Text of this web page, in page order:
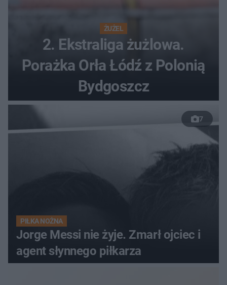
ŻUŻEL
2. Ekstraliga żużlowa.
Porażka Orła Łódź z Polonią
Bydgoszcz
7
PIŁKA NOŻNA
Jorge Messi nie żyje. Zmarł ojciec i
agent słynnego piłkarza